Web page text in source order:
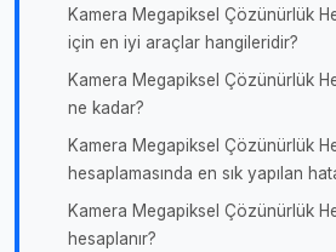
Kamera Megapiksel Çözünürlük
için en iyi araçlar hangileridir?
Kamera Megapiksel Çözünürlük
ne kadar?
Kamera Megapiksel Çözünürlük
hesaplamasında en sık yapılan
Kamera Megapiksel Çözünürlük
hesaplanır?